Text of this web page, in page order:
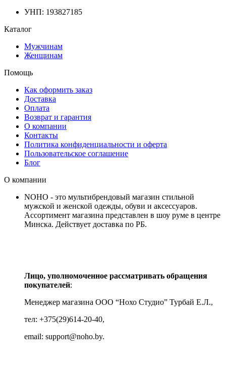
УНП: 193827185
Каталог
Мужчинам
Женщинам
Помощь
Как оформить заказ
Доставка
Оплата
Возврат и гарантия
О компании
Контакты
Политика конфиденциальности и оферта
Пользовательское соглашение
Блог
О компании
NOHO - это мультибрендовый магазин стильной
мужской и женской одежды, обуви и аксессуаров.
Ассортимент магазина представлен в шоу руме в центре
Минска. Действует доставка по РБ.
Лицо, уполномоченное рассматривать обращения
покупателей:
Менеджер магазина ООО “Нохо Студио” Турбай Е.Л.,
тел: +375(29)614-20-40,
email: support@noho.by.